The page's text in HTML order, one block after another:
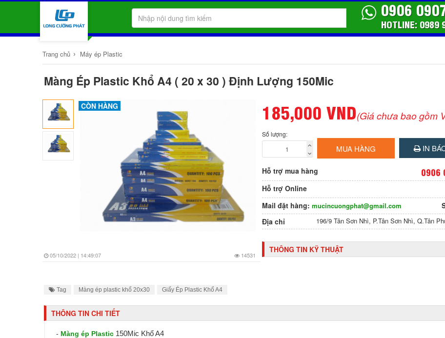
0906
HOTLINE: 0989
Trang chủ › Máy ép Plastic
Màng Ép Plastic Khổ A4 ( 20 x 30 ) Định Lượng 150Mic
CÒN HÀNG
05/10/2022 | 14:49:07 14531
Tag Màng ép plastic khổ 20x30 Giấy Ép Plastic Khổ A4
185,000 VND(Giá chưa bao gồm
Số lượng:
MUA HÀNG IN
Hỗ trợ mua hàng 0906
Hỗ trợ Online
Mail đặt hàng: mucincuongphat@gmail.com
Địa chỉ
196/9 Tân Sơn Nhì, P.Tân Sơn Nhì, Q.Tân
THÔNG TIN KỸ THUẬT
THÔNG TIN CHI TIẾT
- Màng ép Plastic 150Mic Khổ A4